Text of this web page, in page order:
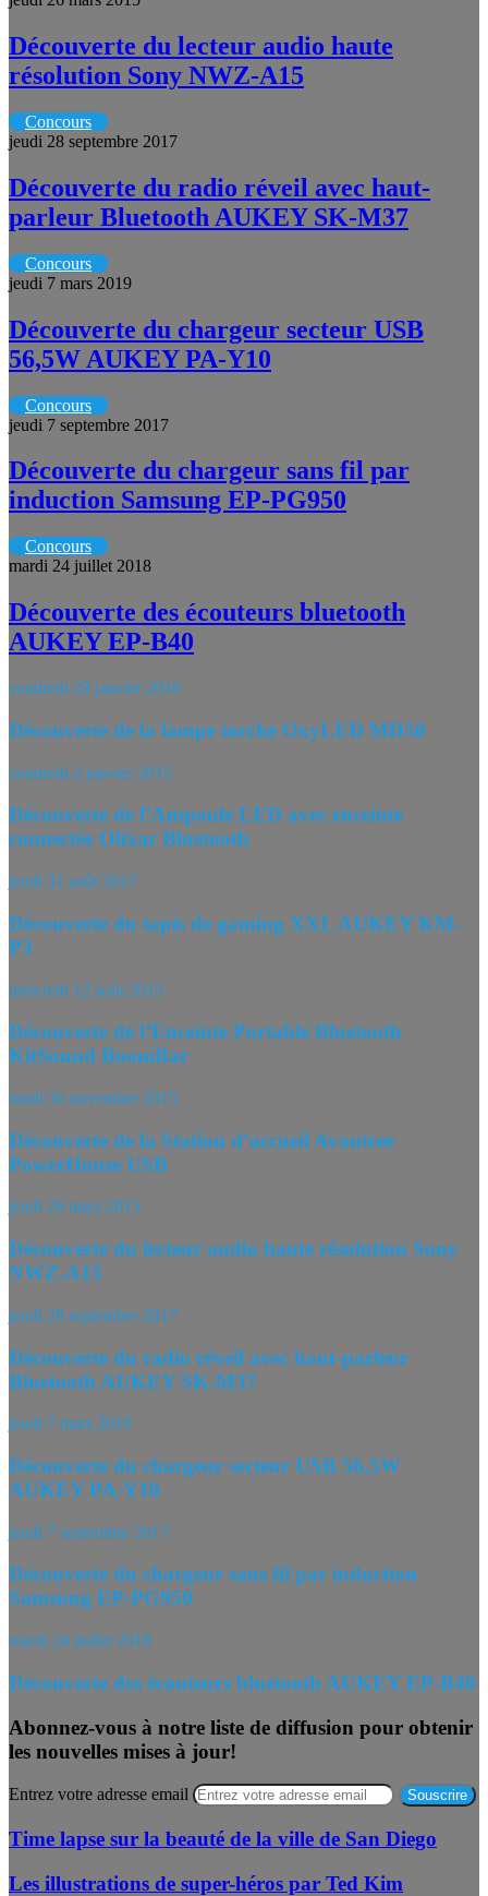
Découverte du lecteur audio haute
résolution Sony NWZ-A15
Concours
jeudi 28 septembre 2017
Découverte du radio réveil avec haut-
parleur Bluetooth AUKEY SK-M37
Concours
jeudi 7 mars 2019
Découverte du chargeur secteur USB
56,5W AUKEY PA-Y10
Concours
jeudi 7 septembre 2017
Découverte du chargeur sans fil par
induction Samsung EP-PG950
Concours
mardi 24 juillet 2018
Découverte des écouteurs bluetooth
AUKEY EP-B40
vendredi 29 janvier 2016
Découverte de la lampe torche OxyLED MD50
vendredi 2 janvier 2015
Découverte de l’Ampoule LED avec enceinte
connectée Olixar Bluetooth
jeudi 31 août 2017
Découverte du tapis de gaming XXL AUKEY KM-
P3
mercredi 12 août 2015
Découverte de l’Enceinte Portable Bluetooth
KitSound BoomBar
lundi 30 novembre 2015
Découverte de la Station d’accueil Avantree
PowerHouse USB
jeudi 26 mars 2015
Découverte du lecteur audio haute résolution Sony
NWZ-A15
jeudi 28 septembre 2017
Découverte du radio réveil avec haut-parleur
Bluetooth AUKEY SK-M37
jeudi 7 mars 2019
Découverte du chargeur secteur USB 56,5W
AUKEY PA-Y10
jeudi 7 septembre 2017
Découverte du chargeur sans fil par induction
Samsung EP-PG950
mardi 24 juillet 2018
Découverte des écouteurs bluetooth AUKEY EP-B40
Abonnez-vous à notre liste de diffusion pour obtenir
les nouvelles mises à jour!
Entrez votre adresse email
Time lapse sur la beauté de la ville de San Diego
Les illustrations de super-héros par Ted Kim